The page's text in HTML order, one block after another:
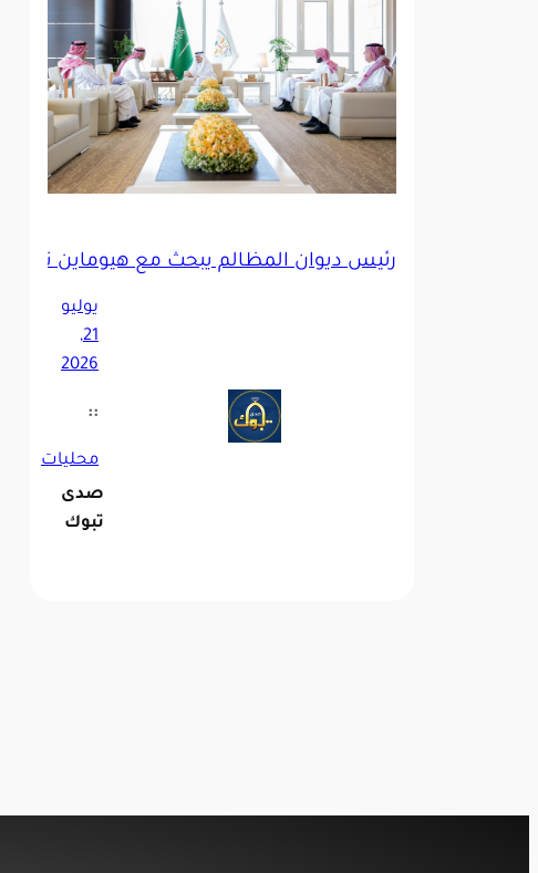
رئيس ديوان المظالم يبحث مع هيوماين تطوير
يوليو
21,
2026
::
محليات
صدى
تبوك